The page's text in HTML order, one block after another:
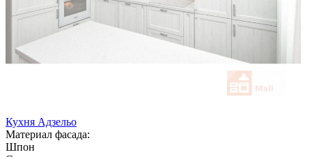
Кухня Адзельо
Материал фасада:
Шпон